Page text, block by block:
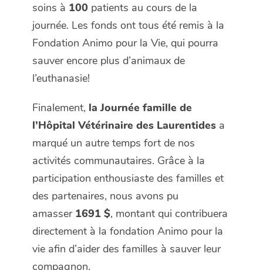
soins à 100 patients au cours de la
journée. Les fonds ont tous été remis à la
Fondation Animo pour la Vie, qui pourra
sauver encore plus d’animaux de
l’euthanasie!
Finalement, la Journée famille de
l’Hôpital Vétérinaire des Laurentides a
marqué un autre temps fort de nos
activités communautaires. Grâce à la
participation enthousiaste des familles et
des partenaires, nous avons pu
amasser 1691 $, montant qui contribuera
directement à la fondation Animo pour la
vie afin d’aider des familles à sauver leur
compagnon.